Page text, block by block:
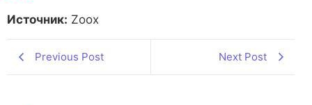
Источник: Zoox
Previous Post Next Post